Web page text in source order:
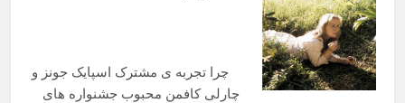
چرا تجربه ی مشترک اسپایک جونز و
چارلی کافمن محبوب جشنواره های